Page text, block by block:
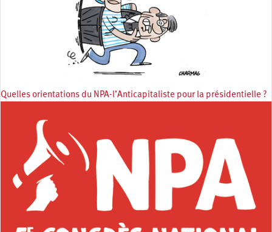
Quelles orientations du NPA-l’Anticapitaliste pour la présidentielle ?